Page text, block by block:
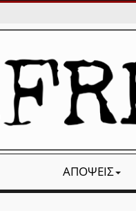
ΑΠΌΨΕΙΣ